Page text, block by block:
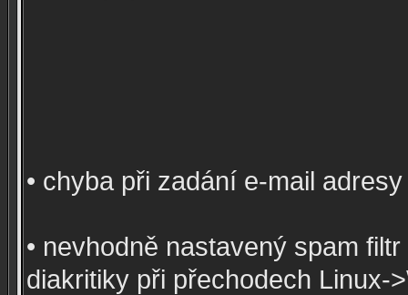
• chyba při zadání e-mail
• nevhodně nastavený spam
diakritiky při přechodech Linux-